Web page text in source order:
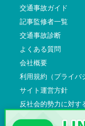
交通事故ガイド
記事監修者一覧
交通事故診断
よくある質問
会社概要
利用規約（プライバ
サイト運営方針
反社会的勢力に対す